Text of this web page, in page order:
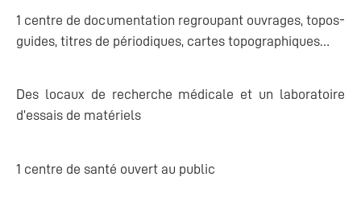
1 centre de documentation regroupant ouvrages, topos-
guides, titres de périodiques, cartes topographiques…
Des locaux de recherche médicale et un laboratoire
d’essais de matériels
1 centre de santé ouvert au public